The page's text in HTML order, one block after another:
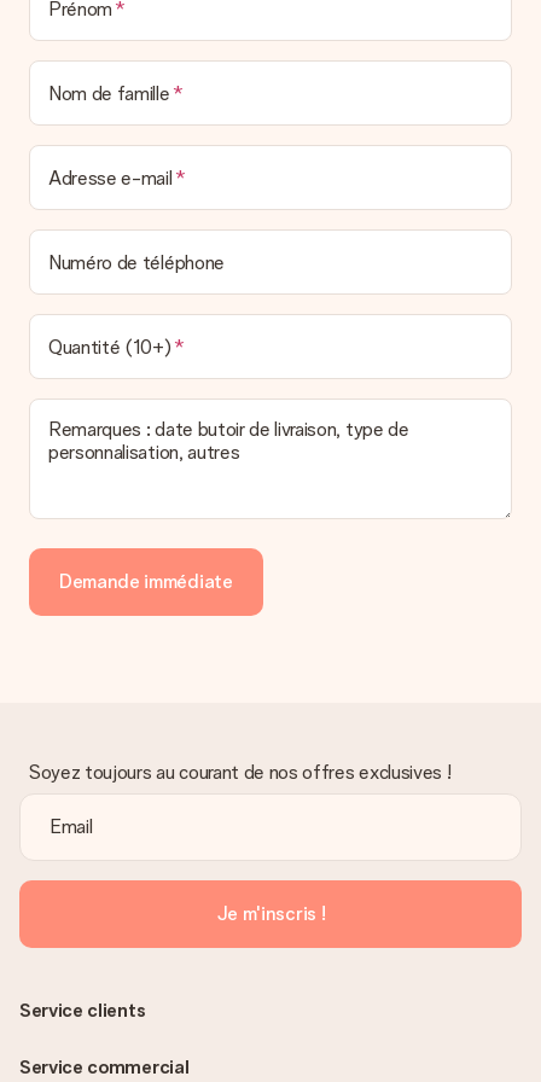
manière votre paquet vous sera livré, merci de bien vouloir
contacter notre service client.
Paiement
Comment puis-je régler ma commande ?
Nous proposons les formes de paiement suivantes : Paypal,
carte bancaire ou par virement bancaire. Comptez un délai de
3 jours supplémentaires pour la livraison de votre cadeau en
cas de paiement par virement bancaire.
Réception du cadeau
Que puis-je faire si le cadeau ne me convient pas tout à
fait ?
Nous déplorons le fait que votre cadeau ne vous plaise pas.
Vous pouvez dans ce cas contacter notre service client qui
La facture est-elle envoyée avec le cadeau ?
Nous n’envoyons pas de facture avec le cadeau. Nous vous
personnel MySurprise. Vous pouvez ainsi être tranquille et
envoyer directement le cadeau à l’heureux destinataire, pour
un véritable effet surprise !
Prénom
Nom de famille
Adresse e-mail
Numéro de téléphone
Quantité (10+)
Remarques : date butoir de livraison, type de
personnalisation, autres
Demande immédiate
Soyez toujours au courant de nos offres exclusives !
Je m'inscris !
Service clients
Service commercial